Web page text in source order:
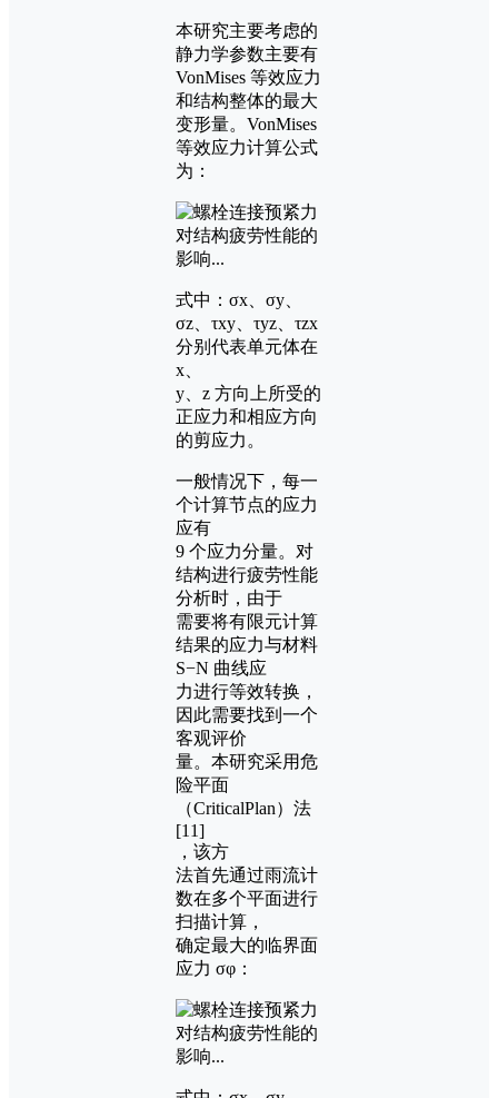
本研究主要考虑的
静力学参数主要有
VonMises 等效应力
和结构整体的最大
变形量。VonMises
等效应力计算公式
为：
式中：σx、σy、
σz、τxy、τyz、τzx
分别代表单元体在
x、
y、z 方向上所受的
正应力和相应方向
的剪应力。
一般情况下，每一
个计算节点的应力
应有
9 个应力分量。对
结构进行疲劳性能
分析时，由于
需要将有限元计算
结果的应力与材料
S−N 曲线应
力进行等效转换，
因此需要找到一个
客观评价
量。本研究采用危
险平面
（CriticalPlan）法
[11]
，该方
法首先通过雨流计
数在多个平面进行
扫描计算，
确定最大的临界面
应力 σφ：